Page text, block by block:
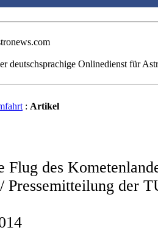
deutschsprachige Onlinedienst für
: Artikel
Flug des
Pressemitteilung der